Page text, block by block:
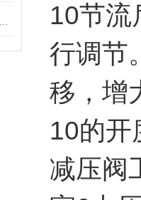
10节流
行调节
移，增
10的开
减压阀